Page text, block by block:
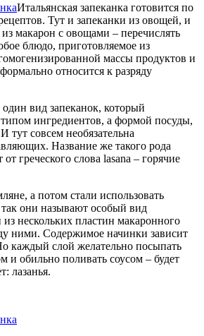
Итальянская запеканка готовится по
Тут и запеканки из овощей, и
макарон с овощами – перечислять
блюдо, приготовляемое из
массы продуктов и
относится к разряду
вид запеканок, который
ингредиентов, а формой посуды,
тут совсем необязательна
Название же такого рода
греческого слова lasana – горячие
а потом стали использовать
они называют особый вид
нескольких пластин макаронного
ними. Содержимое начинки зависит
каждый слой желательно посыпать
и обильно поливать соусом – будет
лазанья.